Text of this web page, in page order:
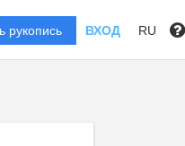
рукопись ВХОД RU